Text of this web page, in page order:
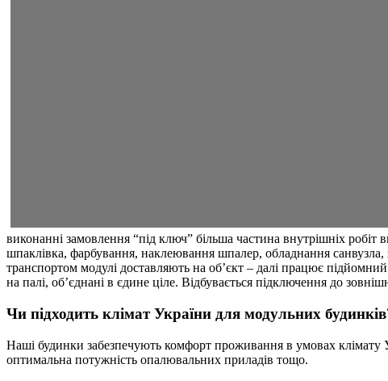
виконанні замовлення “під ключ” більша частина внутрішніх
шпаклівка, фарбування, наклеювання шпалер, обладнання санвузла,
транспортом модулі доставляють на об’єкт – далі працює
на палі, об’єднані в єдине ціле. Відбувається підключення до
Чи підходить клімат України для модульних
Наші будинки забезпечують комфорт проживання в умовах клімату
оптимальна потужність опалювальних приладів тощо.